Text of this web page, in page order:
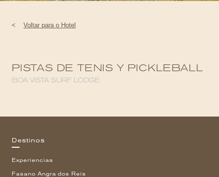
< Voltar para o Hotel
PISTAS DE TENIS Y PICKLEBALL
BOA VISTA SURF LODGE
Destinos
Experiencias
Fasano Angra dos Reis